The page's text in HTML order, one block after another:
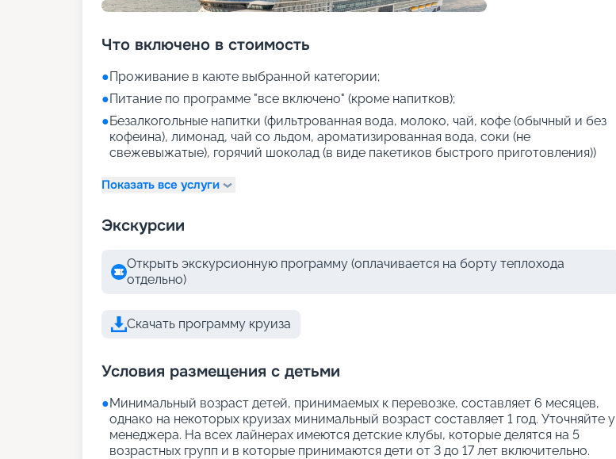
Что включено в стоимость
●Проживание в каюте выбранной категории;
●Питание по программе "все включено" (кроме напитков);
●Безалкогольные напитки (фильтрованная вода, молоко, чай, кофе (обычный и без
кофеина), лимонад, чай со льдом, ароматизированная вода, соки (не
свежевыжатые), горячий шоколад (в виде пакетиков быстрого приготовления))
Показать все услуги
Экскурсии
Открыть экскурсионную программу (оплачивается на борту теплохода
отдельно)
Скачать программу круиза
Условия размещения с детьми
●Минимальный возраст детей, принимаемых к перевозке, составляет 6 месяцев,
однако на некоторых круизах минимальный возраст составляет 1 год. Уточняйте у
менеджера. На всех лайнерах имеются детские клубы, которые делятся на 5
возрастных групп и в которые принимаются дети от 3 до 17 лет включительно.